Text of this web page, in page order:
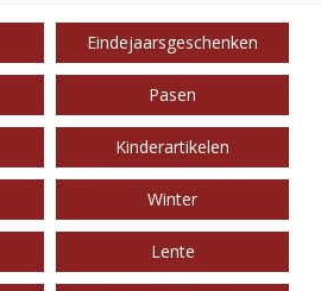
Eindejaarsgeschenken
Pasen
Kinderartikelen
Winter
Lente